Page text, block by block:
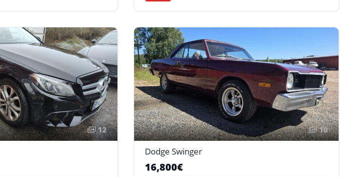
12 10
Dodge Swinger
16,800€